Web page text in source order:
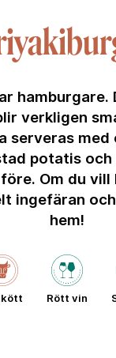
hamburgare.
verkligen
serveras
potatis och
Om du vill
ingefäran
hem!
Rött vin